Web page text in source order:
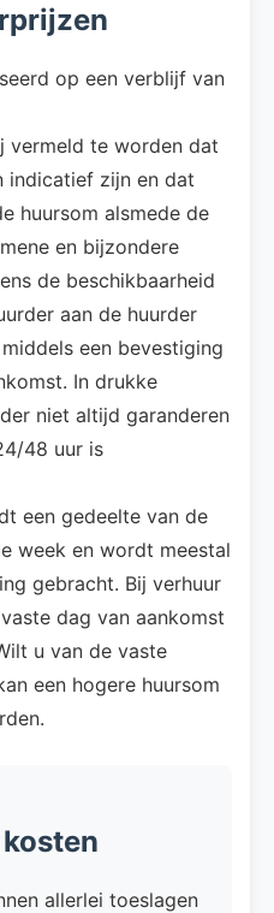
op een verblijf van
vermeld te worden dat
indicatief zijn en dat
huursom alsmede de
en bijzondere
de beschikbaarheid
aan de huurder
een bevestiging
In drukke
niet altijd garanderen
48 uur is
een gedeelte van de
week en wordt meestal
gebracht. Bij verhuur
dag van aankomst
u van de vaste
een hogere huursom
allerlei toeslagen